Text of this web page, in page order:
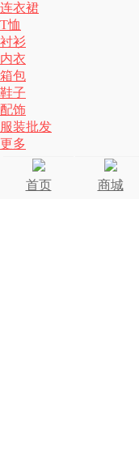
连衣裙
T恤
衬衫
内衣
箱包
鞋子
配饰
服装批发
更多
首页 商城